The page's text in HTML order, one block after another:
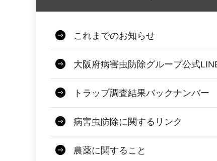
これまでのお知らせ
大阪府病害虫防除グループ公式
トラップ調査結果バックナンバー
病害虫防除に関するリンク
農薬に関すること